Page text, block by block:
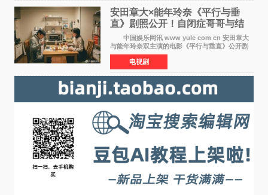
安田章大×能年玲奈《平行与垂
直》剧照公开！自闭症哥哥与结
婚前夕妹妹直面未来
中国娱乐网讯 www yule com cn 安田章大
与能年玲奈双主演的电影《平行与垂直》公开剧
照，该片将于8月28日上映。 本片围绕患有自
闭症谱系障碍的哥哥大贵（安田章大 饰）与即将
结婚的妹妹
电视剧